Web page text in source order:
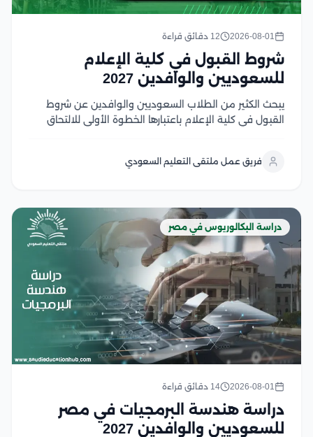
2026-08-01 12 دقائق قراءة
شروط القبول في كلية الإعلام
للسعوديين والوافدين 2027
يبحث الكثير من الطلاب السعوديين والوافدين عن شروط
القبول في كلية الإعلام باعتبارها الخطوة الأولى للالتحاق
الأكاديمية، والتدريب العملي، والشهادات المعترف بها، مع...
فريق عمل ملتقى التعليم السعودي
دراسة البكالوريوس في مصر
2026-08-01 14 دقائق قراءة
دراسة هندسة البرمجيات في مصر
للسعوديين والوافدين 2027